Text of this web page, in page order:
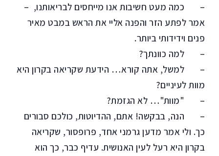
– כמה מעט חשיבות אנו מייחסים לבריאותנו, –
אמר לפתע הזר והפנה אליי את הראש במבט מאיר
פנים וידידותי ביותר.
– למה כוונתך?
– למשל, אתה קורא… הידעת שקריאה בקרון היא
מוות לעיניים?
– "מוות"… לא הגזמת?
– הנה, בבקשה! אתם, ההדיוטות, כולכם סבורים
כך. ולי אמר מדען גרמני אחד, פרופסור, שקריאה
בקרון היא רעל לעין האנושית. עדיף כבר, כך הוא